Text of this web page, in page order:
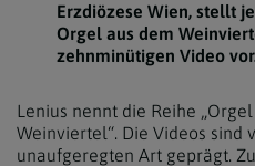
Erzdiözese Wien, stellt
Orgel aus dem
zehnminütigen Video
Lenius nennt die Reihe
Weinviertel“. Die Videos sind
unaufgeregten Art geprägt.